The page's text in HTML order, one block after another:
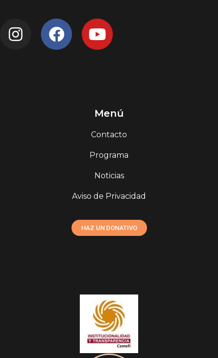
Menú
Contacto
Programa
Noticias
Aviso de Privacidad
HAZ UN DONATIVO